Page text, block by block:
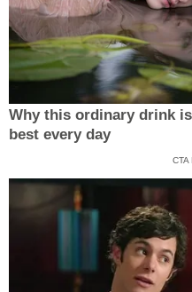
Why this ordinary drink
best every day
CTA